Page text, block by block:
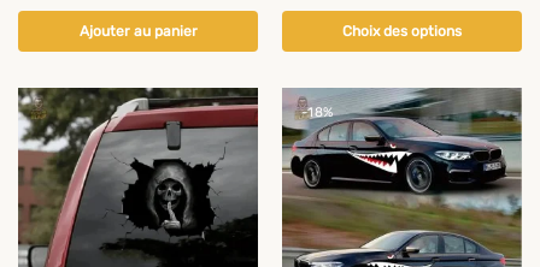
Ajouter au panier Choix des options
-18%